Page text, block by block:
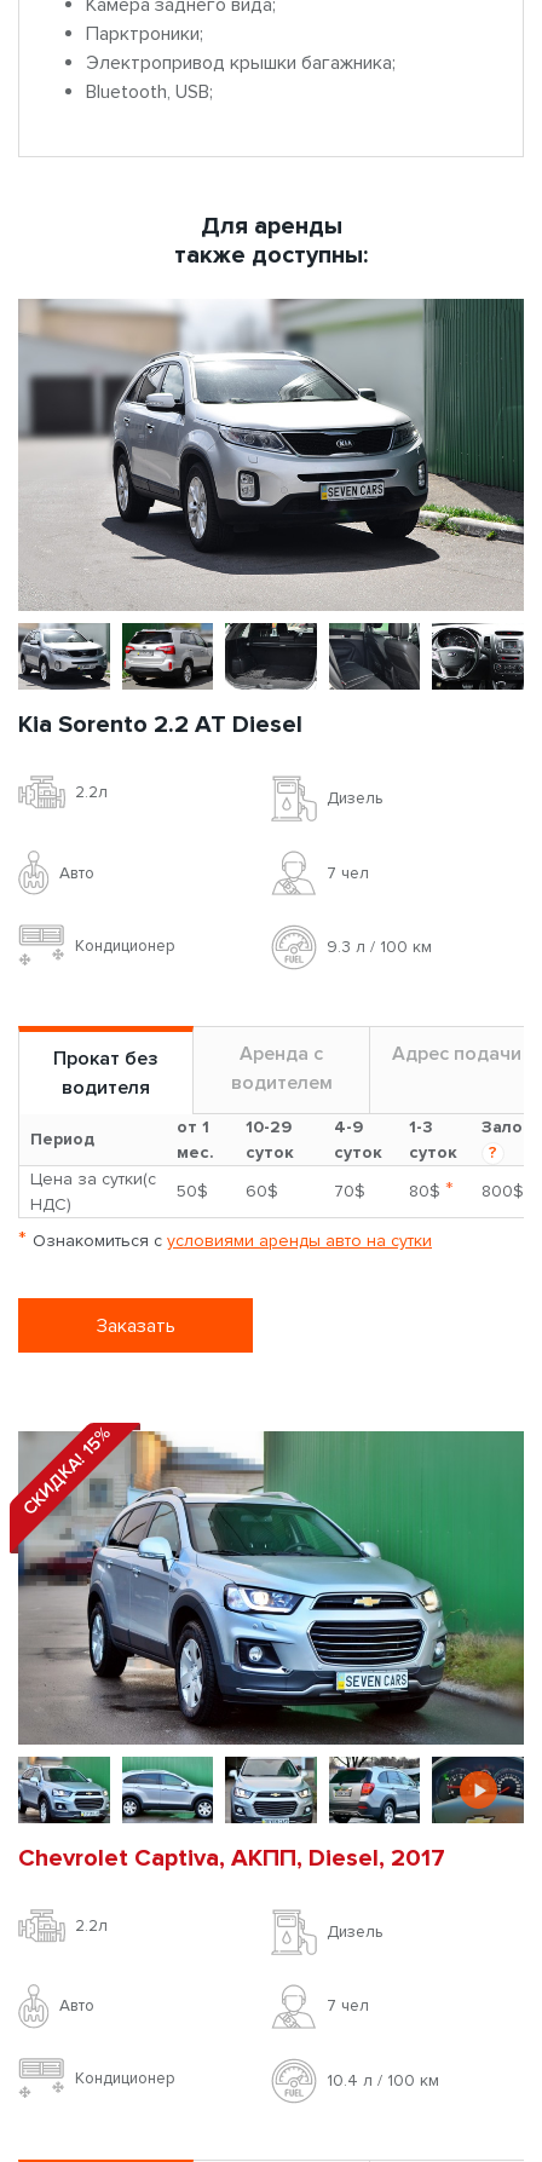
Парктроники;
Электропривод крышки багажника;
Bluetooth, USB;
Для аренды
также доступны:
Kia Sorento 2.2 AT Diesel
2.2л Дизель
Авто 7 чел
Кондиционер 9.3 л / 100 км
Прокат без
водителя
Аренда с
водителем
Адрес подачи
Период
от 1
мес.
10-29
суток
4-9
суток
1-3
суток
Залог
?
Цена за сутки(с
НДС)
50$ 60$ 70$ 80$ * 800$
* Ознакомиться с условиями аренды авто на сутки
Заказать
СКИДКА! 15%
Chevrolet Captiva, АКПП, Diesel, 2017
2.2л Дизель
Авто 7 чел
Кондиционер 10.4 л / 100 км